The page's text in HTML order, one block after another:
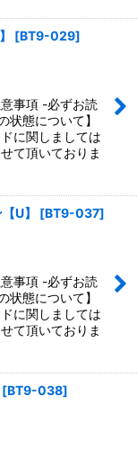
[BT9-029]
事項 -必ずお読
態について】
に関しましては
て頂いておりま
U】 [BT9-037]
事項 -必ずお読
態について】
に関しましては
て頂いておりま
[BT9-038]